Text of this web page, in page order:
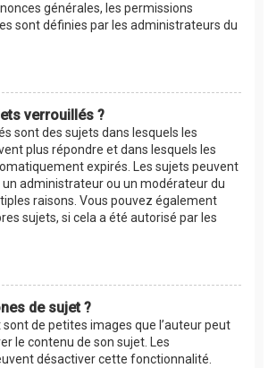
générales, les permissions
sont définies par les administrateurs du
verrouillés ?
sont des sujets dans lesquels les
plus répondre et dans lesquels les
expirés. Les sujets peuvent
administrateur ou un modérateur du
raisons. Vous pouvez également
sujets, si cela a été autorisé par les
de sujet ?
sont de petites images que l’auteur peut
le contenu de son sujet. Les
désactiver cette fonctionnalité.